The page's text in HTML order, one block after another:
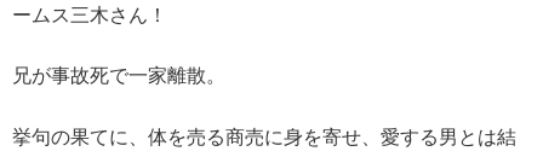
ームス三木さん！
兄が事故死で一家離散。
挙句の果てに、体を売る商売に身を寄せ、愛する男とは結